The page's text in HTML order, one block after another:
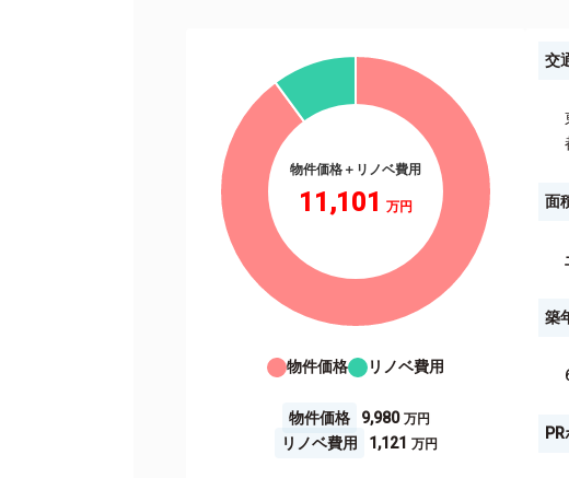
物件価格＋リノベ費用
11,101
物件価格 リノベ費用
物件価格
9,980
リノベ費用
1,121
交
面
築